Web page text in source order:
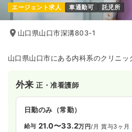
エージェント求人 車通勤可 託児所
山口県山口市深溝803-1
山口県山口市にある内科系のクリニッ
外来正・准看護師
日勤のみ（常勤）
給与 21.0〜33.2万円/月 賞与3ヶ月